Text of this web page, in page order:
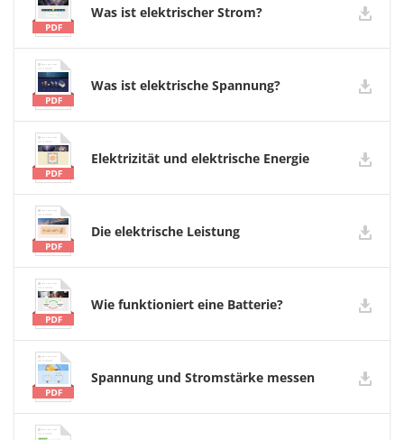
Was ist elektrischer Strom?
Was ist elektrische Spannung?
Elektrizität und elektrische Energie
Die elektrische Leistung
Wie funktioniert eine Batterie?
Spannung und Stromstärke messen